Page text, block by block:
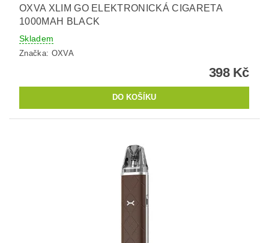
OXVA XLIM GO ELEKTRONICKÁ CIGARETA
1000MAH BLACK
Skladem
Značka: OXVA
398 Kč